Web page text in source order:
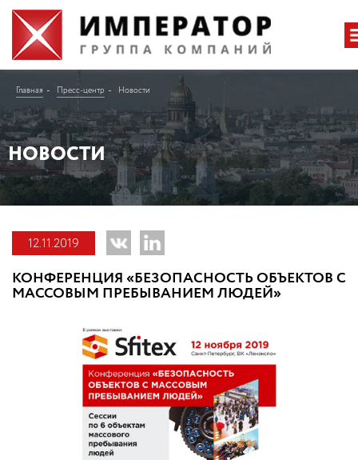
Главная Пресс-центр Новости
НОВОСТИ
12.11.2019
КОНФЕРЕНЦИЯ «БЕЗОПАСНОСТЬ ОБЪЕКТОВ С
МАССОВЫМ ПРЕБЫВАНИЕМ ЛЮДЕЙ»